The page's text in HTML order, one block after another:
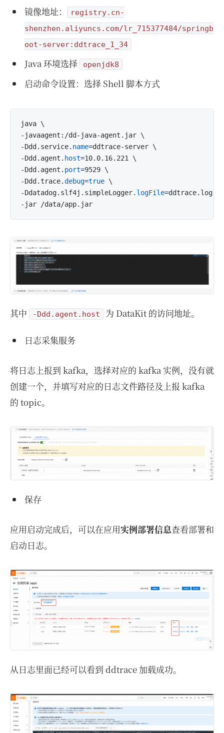
镜像地址：
registry.cn-
shenzhen.aliyuncs.com/lr_715377484/springb
oot-server:ddtrace_1_34
Java 环境选择 openjdk8
启动命令设置：选择 Shell 脚本方式
java \
-javaagent:/dd-java-agent.jar \
-Ddd.service. name=ddtrace-server \
-Ddd.agent. host=10.0.16.221 \
-Ddd.agent. port=9529 \
-Ddd.trace.debug=true \
-Ddatadog.slf4j.simpleLogger. logFile=ddtrace.log \
其中 -Ddd.agent.host 为 DataKit 的访问地址。
日志采集服务
将日志上报到 kafka，选择对应的 kafka 实例，没有就
创建一个，并填写对应的日志文件路径及上报 kafka
的 topic。
保存
应用启动完成后，可以在应用实例部署信息查看部署和
启动日志。
从日志里面已经可以看到 ddtrace 加载成功。